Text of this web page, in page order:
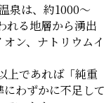
泉は、約1000〜
れる地層から湧出
ン、ナトリウムイ
上であれば「純重
わずかに不足して